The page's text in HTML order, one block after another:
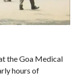
the Goa Medical
hours of